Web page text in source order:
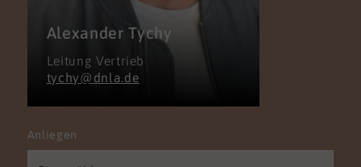
Alexander Tychy
Leitung Vertrieb
tychy@dnla.de
Anliegen